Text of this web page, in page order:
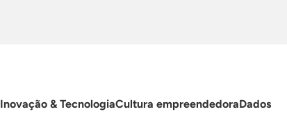
Inovação & TecnologiaCultura empreendedoraDados